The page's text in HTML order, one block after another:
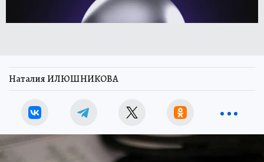
Наталия ИЛЮШНИКОВА